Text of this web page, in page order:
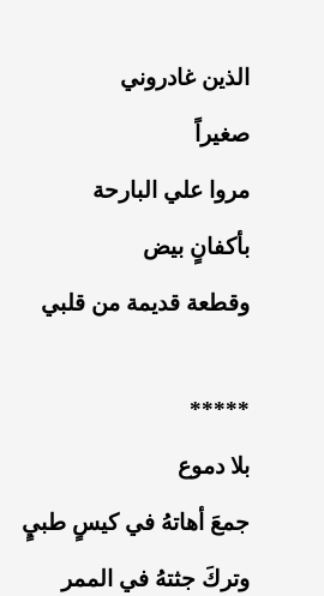
‏الذين غادروني
‏صغيراً
‏مروا علي البارحة
‏بأكفانٍ بيض
‏وقطعة قديمة من قلبي
‏*****
بلا دموع
‏جمعَ أهاتهُ في كيسٍ طبيٍ
‏وتركَ جثتهُ في الممر